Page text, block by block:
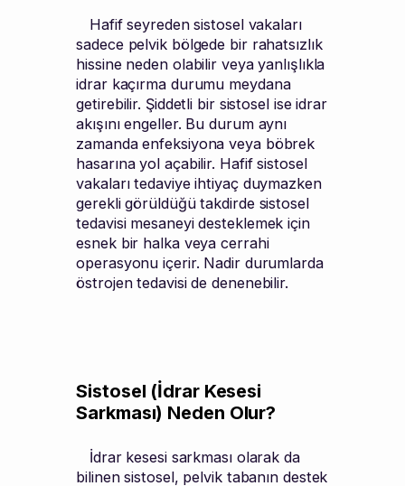
Hafif seyreden sistosel vakaları
sadece pelvik bölgede bir rahatsızlık
hissine neden olabilir veya yanlışlıkla
idrar kaçırma durumu meydana
getirebilir. Şiddetli bir sistosel ise idrar
akışını engeller. Bu durum aynı
zamanda enfeksiyona veya böbrek
hasarına yol açabilir. Hafif sistosel
vakaları tedaviye ihtiyaç duymazken
gerekli görüldüğü takdirde sistosel
tedavisi mesaneyi desteklemek için
esnek bir halka veya cerrahi
operasyonu içerir. Nadir durumlarda
östrojen tedavisi de denenebilir.
Sistosel (İdrar Kesesi
Sarkması) Neden Olur?
İdrar kesesi sarkması olarak da
bilinen sistosel, pelvik tabanın destek